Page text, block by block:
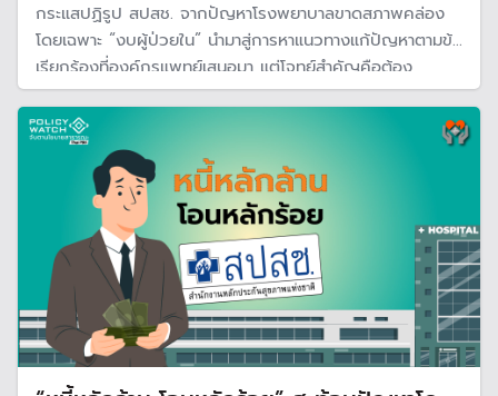
กระแสปฏิรูป สปสช. จากปัญหาโรงพยาบาลขาดสภาพคล่อง
โดยเฉพาะ “งบผู้ป่วยใน” นำมาสู่การหาแนวทางแก้ปัญหาตามข้อ
เรียกร้องที่องค์กรแพทย์เสนอมา แต่โจทย์สำคัญคือต้อง
เป็นการแก้ปัญหาที่ยั่งยืน ไม่เกิดซ้ำรอยปี 2568 โดยของบก
ลางเพิ่ม แต่ยังคงบริหารแบบ "งบปลายปิด" ด้วยกรอบงบ
แต่ละปี